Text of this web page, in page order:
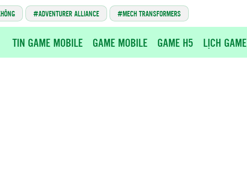
ADVENTURER ALLIANCE MECH TRANSFORMERS
TIN GAME MOBILE GAME MOBILE GAME H5 LỊCH GAME